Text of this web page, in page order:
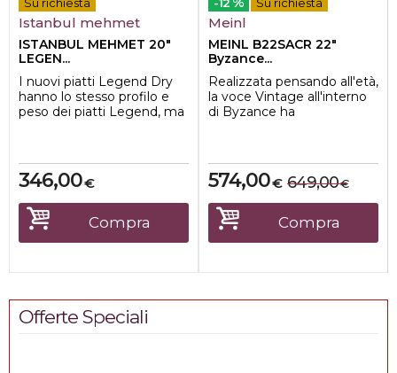
Istanbul mehmet
ISTANBUL MEHMET 20"
LEGEN...
I nuovi piatti Legend Dry
hanno lo stesso profilo e
peso dei piatti Legend, ma
€
346,00
Compra
Meinl
MEINL B22SACR 22"
Byzance...
Realizzata pensando all'età,
la voce Vintage all'interno
di Byzance ha
€
574,00 €
649,00
Compra
Offerte Speciali